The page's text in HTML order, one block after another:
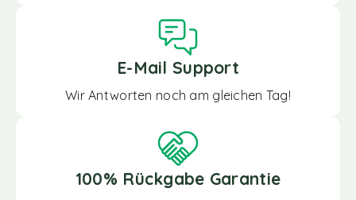
E-Mail Support
Wir Antworten noch am gleichen Tag!
100% Rückgabe Garantie